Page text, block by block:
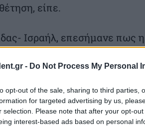
- Do Not Process My Personal
opt-out of the sale, sharing to third parties,
for targeted advertising by us,
selection. Please note that after your opt-
interest-based ads based on personal
είπε.
Ισραήλ, επεσήμανε πως
σχέση που ξεκίνησε χθες,
ελληνικές κυβερνήσεις
ενός μεγάλου μέρους